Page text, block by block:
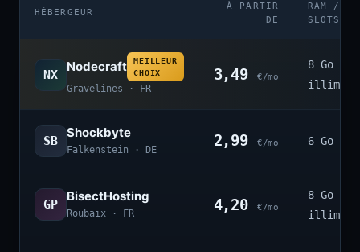
HÉBERGEUR
À PARTIR
DE
RAM /
SLOTS
NX
Nodecraft
MEILLEUR
CHOIX
Gravelines · FR
3,49 €/mo
8 Go ·
SB
Shockbyte
Falkenstein · DE
2,99 €/mo 6 Go ·
GP
BisectHosting
Roubaix · FR 4,20 €/mo
8 Go ·